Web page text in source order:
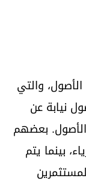
والتي
نيابة عن
بعضهم
بينما يتم